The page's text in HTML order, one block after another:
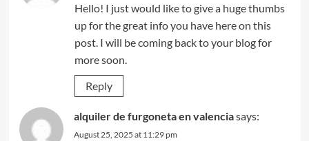
Hello! I just would like to give a huge thumbs
up for the great info you have here on this
post. I will be coming back to your blog for
more soon.
Reply
alquiler de furgoneta en valenciasays:
August 25, 2025 at 11:29 pm